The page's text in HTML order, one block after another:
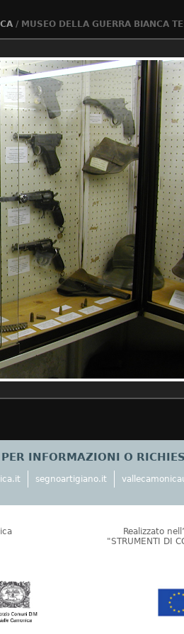
/ MUSEO DELLA GUERRA BIANCA
INFORMAZIONI O
segnoartigiano.it
Realizzato
"STRUMENTI DI